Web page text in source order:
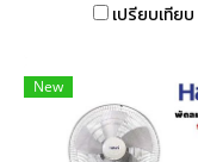
เปรียบเทียบ
New